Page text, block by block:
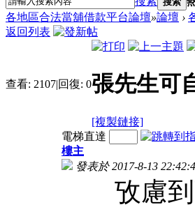
各地區合法當舖借款平台論壇»論壇 ›
返回列表
查看: 2107|回復: 0張先生可
[複製鏈接]
電梯直達
樓主
發表於 2017-8-13
攷慮到